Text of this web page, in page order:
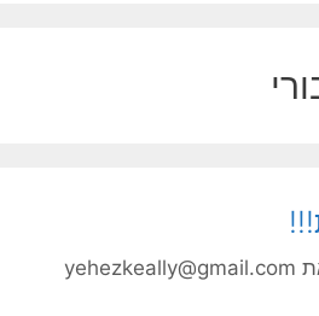
yehezkeally@gmail.com